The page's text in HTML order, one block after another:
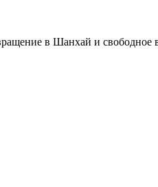
в Шанхай и свободное